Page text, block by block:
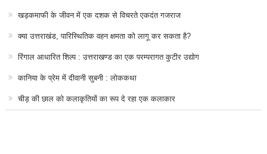
खड़कमाफी के जीवन में एक दशक से विचरते एकदंत गजराज
क्या उत्तराखंड, पारिस्थितिक वहन क्षमता को लागू कर सकता है?
रिंगाल आधारित शिल्प : उत्तराखण्ड का एक परम्परागत कुटीर उद्योग
कानिया के प्रेम में दीवानी सुबनी : लोककथा
चीड़ की छाल को कलाकृतियों का रूप दे रहा एक कलाकार